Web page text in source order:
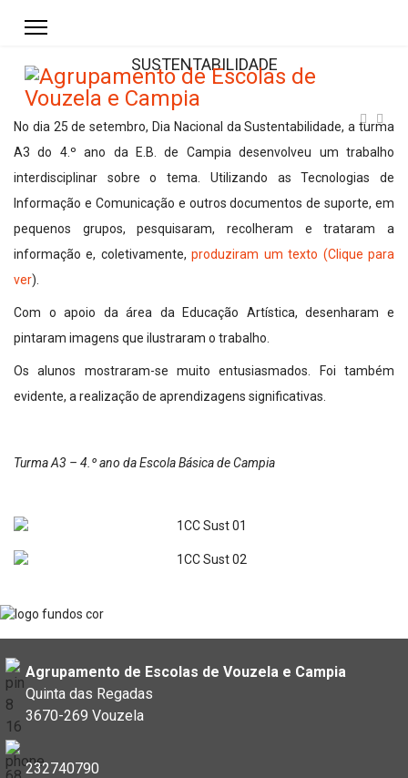
SUSTENTABILIDADE
No dia 25 de setembro, Dia Nacional da Sustentabilidade, a turma
A3 do 4.º ano da E.B. de Campia desenvolveu um trabalho
interdisciplinar sobre o tema. Utilizando as Tecnologias de
Informação e Comunicação e outros documentos de suporte, em
pequenos grupos, pesquisaram, recolheram e trataram a
informação e, coletivamente,produziram um texto (Clique para
ver).
Com o apoio da área da Educação Artística, desenharam e
pintaram imagens que ilustraram o trabalho.
Os alunos mostraram-se muito entusiasmados. Foi também
evidente, a realização de aprendizagens significativas.
Turma A3 – 4.º ano da Escola Básica de Campia
Agrupamento de Escolas de Vouzela e Campia
Quinta das Regadas
3670-269 Vouzela
232740790